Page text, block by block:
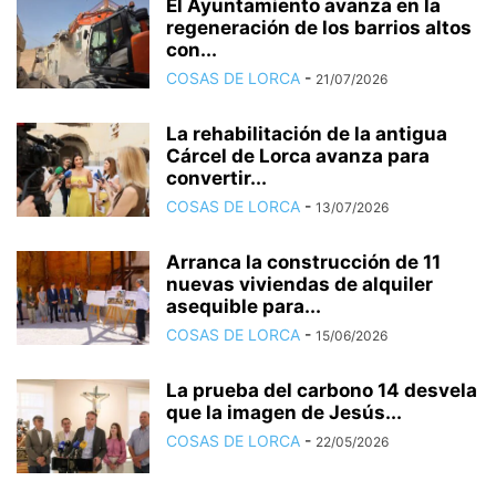
El Ayuntamiento avanza en la
regeneración de los barrios altos
con...
COSAS DE LORCA - 21/07/2026
La rehabilitación de la antigua
Cárcel de Lorca avanza para
convertir...
COSAS DE LORCA - 13/07/2026
Arranca la construcción de 11
nuevas viviendas de alquiler
asequible para...
COSAS DE LORCA - 15/06/2026
La prueba del carbono 14 desvela
que la imagen de Jesús...
COSAS DE LORCA - 22/05/2026